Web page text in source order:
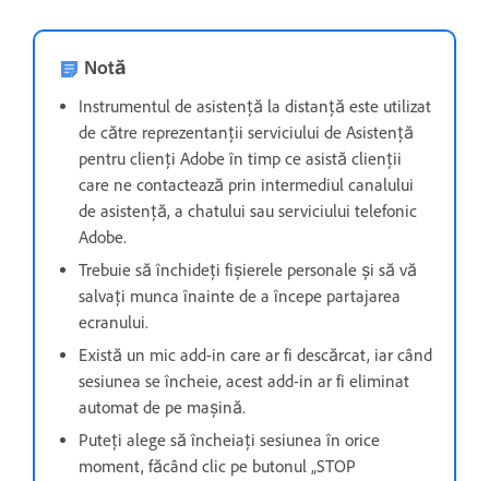
Notă
Instrumentul de asistență la distanță este utilizat
de către reprezentanții serviciului de Asistență
pentru clienți Adobe în timp ce asistă clienții
care ne contactează prin intermediul canalului
de asistență, a chatului sau serviciului telefonic
Adobe.
Trebuie să închideți fișierele personale și să vă
salvați munca înainte de a începe partajarea
ecranului.
Există un mic add-in care ar fi descărcat, iar când
sesiunea se încheie, acest add-in ar fi eliminat
automat de pe mașină.
Puteți alege să încheiați sesiunea în orice
moment, făcând clic pe butonul „STOP